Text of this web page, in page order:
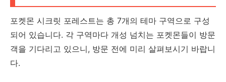
포켓몬 시크릿 포레스트는 총 7개의 테마 구역으로 구성
되어 있습니다. 각 구역마다 개성 넘치는 포켓몬들이 방문
객을 기다리고 있으니, 방문 전에 미리 살펴보시기 바랍니
다.